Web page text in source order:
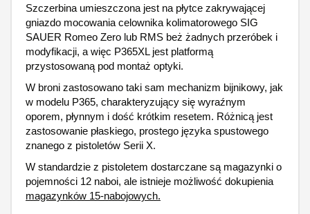
Szczerbina umieszczona jest na płytce zakrywającej
gniazdo mocowania celownika kolimatorowego SIG
SAUER Romeo Zero lub RMS beż żadnych przeróbek i
modyfikacji, a więc P365XL jest platformą
przystosowaną pod montaż optyki.
W broni zastosowano taki sam mechanizm bijnikowy, jak
w modelu P365, charakteryzujący się wyraźnym
oporem, płynnym i dość krótkim resetem. Różnicą jest
zastosowanie płaskiego, prostego języka spustowego
znanego z pistoletów Serii X.
W standardzie z pistoletem dostarczane są magazynki o
pojemności 12 naboi, ale istnieje możliwość dokupienia
magazynków 15-nabojowych.